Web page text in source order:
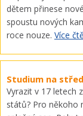
dětem přinese
spoustu nových
roce nouze. Více
Studium na
Vyrazit v 17 letech
států? Pro někoho